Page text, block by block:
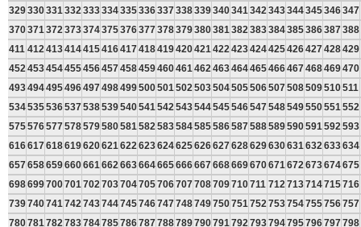
329330331 332 333334335336337338339340341 342 343344345346347
370371 372 373374375376377378379380381 382 383384385386387388
411 412 413414415416417418419420421 422 423424425426427428429
452 453454455456457458459460461 462 463464465466467468469470
493494495496497498499500501 502 503504505506507508509510511
534535536537538539540541 542 543544545546547548549550551 552
575576577578579580581 582 583584585586587588589590591 592 593
616617618619620621 622 623624625626627628629630631 632 633634
657658659660661 662 663664665666667668669670671 672 673674675
698699700701 702 703704705706707708709710711 712 713714715716
739740741 742 743744745746747748749750751 752 753754755756757
780781 782 783784785786787788789790791 792 793794795796797798